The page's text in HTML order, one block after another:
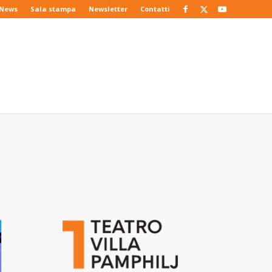
Sala stampa Newsletter Contatti